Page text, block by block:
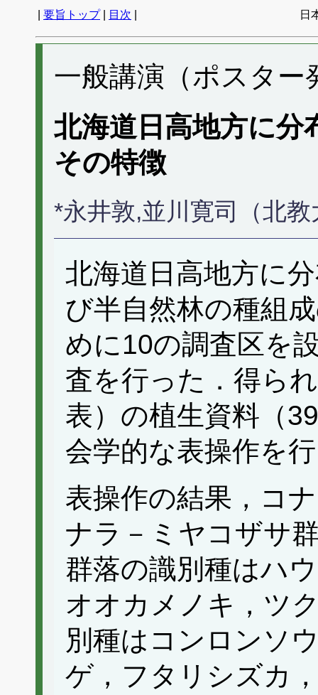
要旨トップ| 目次 日
一般講演（ポスター
北海道日高地方に分
その特徴
*永井敦,並川寛司（北
北海道日高地方に
び半自然林の種組
めに10の調査区を
査を行った．得ら
表）の植生資料（
会学的な表操作を
表操作の結果，コ
ナラ－ミヤコザサ
群落の識別種はハ
オオカメノキ，ツ
別種はコンロンソ
ゲ，フタリシズカ